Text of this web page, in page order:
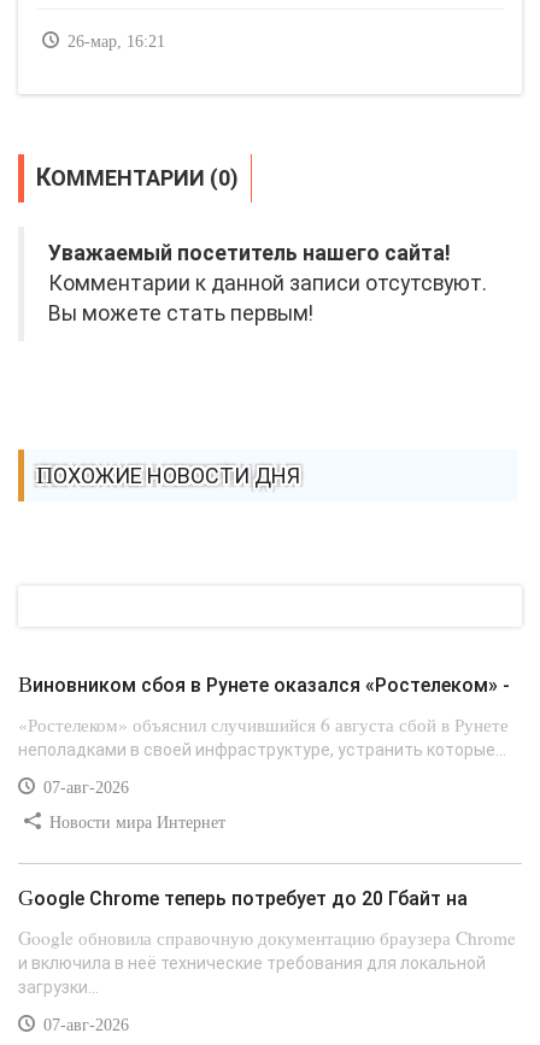
26-мар, 16:21
КОММЕНТАРИИ (0)
Уважаемый посетитель нашего сайта!
Комментарии к данной записи отсутсвуют.
Вы можете стать первым!
ПОХОЖИЕ НОВОСТИ ДНЯ
Виновником сбоя в Рунете оказался «Ростелеком» -
«Ростелеком» объяснил случившийся 6 августа сбой в Рунете
неполадками в своей инфраструктуре, устранить которые...
07-авг-2026
Новости мира Интернет
Google Chrome теперь потребует до 20 Гбайт на
Google обновила справочную документацию браузера Chrome
и включила в неё технические требования для локальной
загрузки...
07-авг-2026